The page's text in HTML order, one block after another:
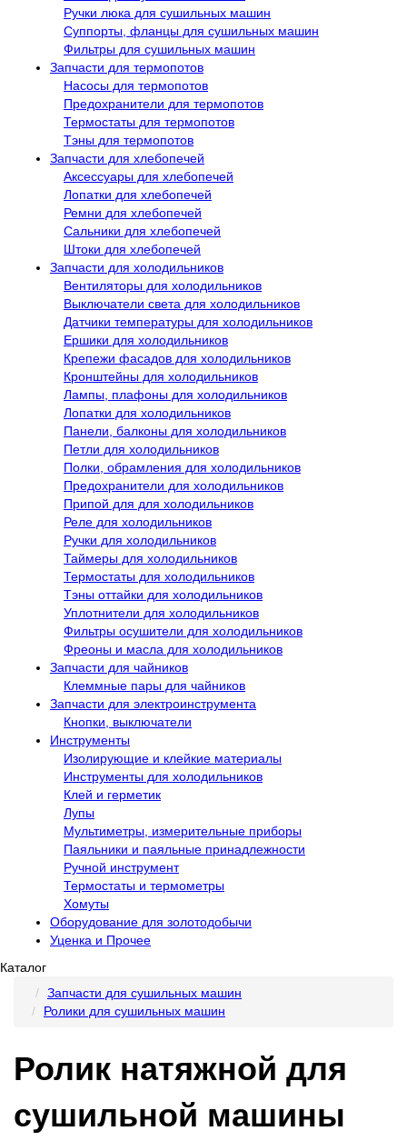
Ручки люка для сушильных машин
Суппорты, фланцы для сушильных машин
Фильтры для сушильных машин
Запчасти для термопотов
Насосы для термопотов
Предохранители для термопотов
Термостаты для термопотов
Тэны для термопотов
Запчасти для хлебопечей
Аксессуары для хлебопечей
Лопатки для хлебопечей
Ремни для хлебопечей
Сальники для хлебопечей
Штоки для хлебопечей
Запчасти для холодильников
Вентиляторы для холодильников
Выключатели света для холодильников
Датчики температуры для холодильников
Ершики для холодильников
Крепежи фасадов для холодильников
Кронштейны для холодильников
Лампы, плафоны для холодильников
Лопатки для холодильников
Панели, балконы для холодильников
Петли для холодильников
Полки, обрамления для холодильников
Предохранители для холодильников
Припой для для холодильников
Реле для холодильников
Ручки для холодильников
Таймеры для холодильников
Термостаты для холодильников
Тэны оттайки для холодильников
Уплотнители для холодильников
Фильтры осушители для холодильников
Фреоны и масла для холодильников
Запчасти для чайников
Клеммные пары для чайников
Запчасти для электроинструмента
Кнопки, выключатели
Инструменты
Изолирующие и клейкие материалы
Инструменты для холодильников
Клей и герметик
Лупы
Мультиметры, измерительные приборы
Паяльники и паяльные принадлежности
Ручной инструмент
Термостаты и термометры
Хомуты
Оборудование для золотодобычи
Уценка и Прочее
Каталог
Запчасти для сушильных машин
Ролики для сушильных машин
Ролик натяжной для
сушильной машины